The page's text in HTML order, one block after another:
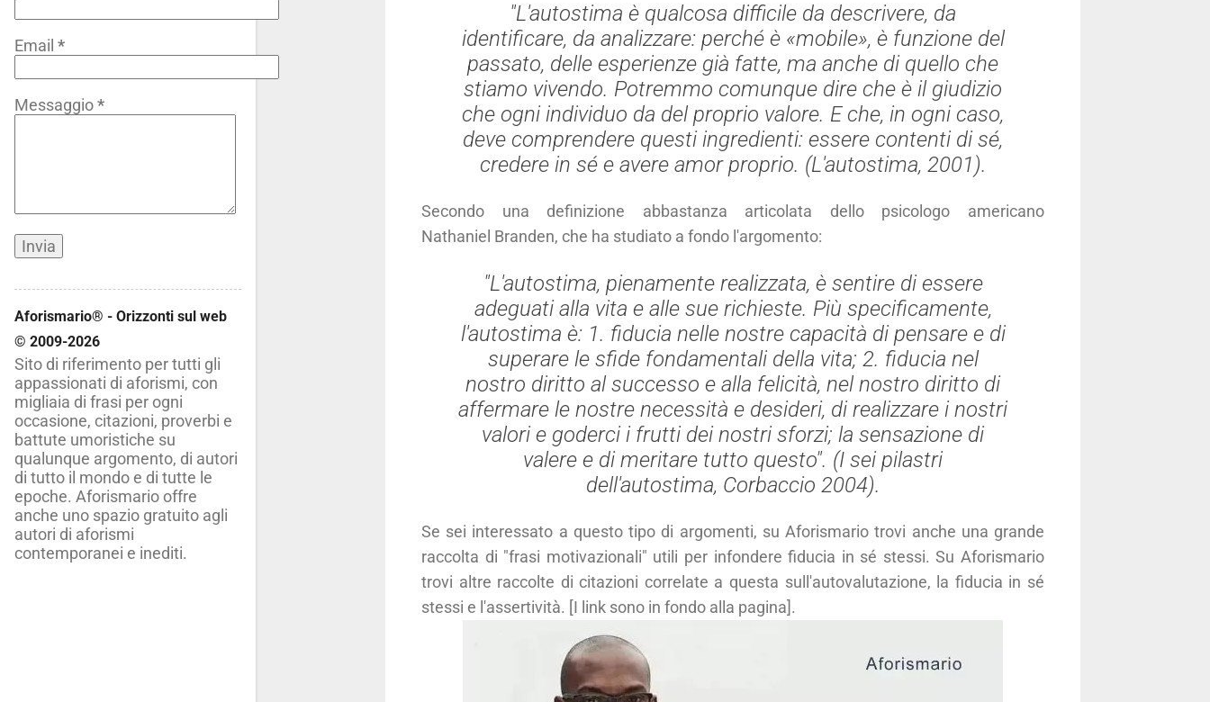
"L'autostima è qualcosa difficile da descrivere, da
identificare, da analizzare: perché è «mobile», è funzione del
passato, delle esperienze già fatte, ma anche di quello che
stiamo vivendo. Potremmo comunque dire che è il giudizio
che ogni individuo da del proprio valore. E che, in ogni caso,
deve comprendere questi ingredienti: essere contenti di sé,
credere in sé e avere amor proprio. (L'autostima, 2001).
Secondo una definizione abbastanza articolata dello psicologo americano
Nathaniel Branden, che ha studiato a fondo l'argomento:
"L'autostima, pienamente realizzata, è sentire di essere
adeguati alla vita e alle sue richieste. Più specificamente,
l'autostima è: 1. fiducia nelle nostre capacità di pensare e di
superare le sfide fondamentali della vita; 2. fiducia nel
nostro diritto al successo e alla felicità, nel nostro diritto di
affermare le nostre necessità e desideri, di realizzare i nostri
valori e goderci i frutti dei nostri sforzi; la sensazione di
valere e di meritare tutto questo". (I sei pilastri
dell'autostima, Corbaccio 2004).
Se sei interessato a questo tipo di argomenti, su Aforismario trovi anche una grande
raccolta di "frasi motivazionali" utili per infondere fiducia in sé stessi. Su Aforismario
trovi altre raccolte di citazioni correlate a questa sull'autovalutazione, la fiducia in sé
stessi e l'assertività. [I link sono in fondo alla pagina].
Email *
Messaggio*
Aforismario® - Orizzonti sul web
© 2009-2026
Sito di riferimento per tutti gli
appassionati di aforismi, con
migliaia di frasi per ogni
occasione, citazioni, proverbi e
battute umoristiche su
qualunque argomento, di autori
di tutto il mondo e di tutte le
epoche. Aforismario offre
anche uno spazio gratuito agli
autori di aforismi
contemporanei e inediti.